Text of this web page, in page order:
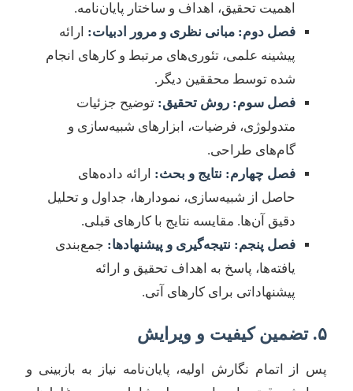
اهمیت تحقیق، اهداف و ساختار پایان‌نامه.
فصل دوم: مبانی نظری و مرور ادبیات: ارائه
پیشینه علمی، تئوری‌های مرتبط و کارهای انجام
شده توسط محققین دیگر.
فصل سوم: روش تحقیق: توضیح جزئیات
متدولوژی، فرضیات، ابزارهای شبیه‌سازی و
گام‌های طراحی.
فصل چهارم: نتایج و بحث: ارائه داده‌های
حاصل از شبیه‌سازی، نمودارها، جداول و تحلیل
دقیق آن‌ها. مقایسه نتایج با کارهای قبلی.
فصل پنجم: نتیجه‌گیری و پیشنهادها: جمع‌بندی
یافته‌ها، پاسخ به اهداف تحقیق و ارائه
پیشنهاداتی برای کارهای آتی.
۵. تضمین کیفیت و ویرایش
پس از اتمام نگارش اولیه، پایان‌نامه نیاز به بازبینی و